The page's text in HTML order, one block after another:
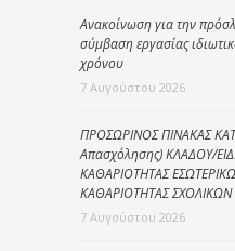
Ανακοίνωση για την
σύμβαση εργασίας
χρόνου
7 Αυγούστου 2026
ΠΡΟΣΩΡΙΝΟΣ ΠΙΝΑΚΑΣ
Απασχόλησης) ΚΛΑΔΟΥ/
ΚΑΘΑΡΙΟΤΗΤΑΣ
ΚΑΘΑΡΙΟΤΗΤΑΣ
7 Αυγούστου 2026